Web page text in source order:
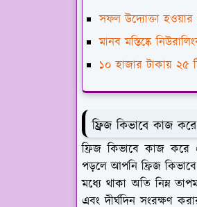
সফল উদ্যোক্তা হওয়ার
মানব মস্তিষ্কে
১০ হাজার টাকায় ২৫
ফ্রিজ কিভাবে কাজ করে
ফ্রিজ কিভাবে কাজ করে
পড়লে আপনি ফ্রিজ
মধ্যে থাকা অতি নিম্ন
এবং দীর্ঘদিন সংরক্ষণ